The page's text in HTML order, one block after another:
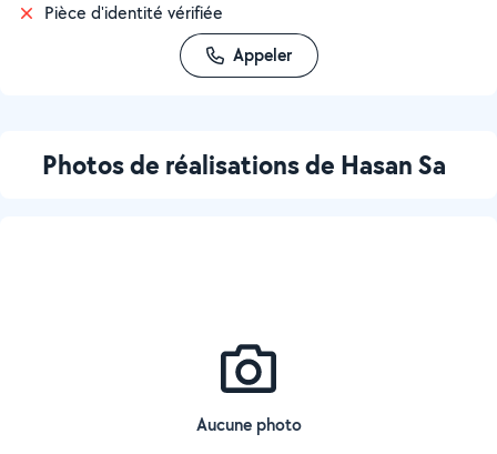
Pièce d'identité vérifiée
Appeler
Photos de réalisations de Hasan Sa
Aucune photo